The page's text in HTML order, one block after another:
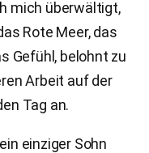
mich überwältigt,
Rote Meer, das
Gefühl, belohnt zu
Arbeit auf der
Tag an.
einziger Sohn